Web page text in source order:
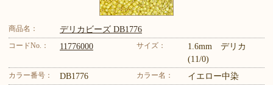
商品名： デリカビーズ DB1776
コードNo.： 11776000 サイズ：
1.6mm デリカ
(11/0)
カラー番号： DB1776 カラー名： イエロー中染